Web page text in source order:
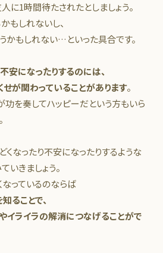
に1時間待たされたとしましょう。
もしれないし、
かもしれない…といった具合です。
安になったりするのには、
が関わっていることがあります。
功を奏してハッピーだという方もいら
くなったり不安になったりするような
いきましょう。
なっているのならば
ることで、
イライラの解消につなげることがで